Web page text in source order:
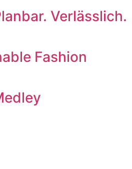
Verlässlich.
Fashion